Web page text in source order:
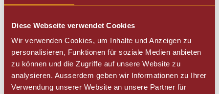
Diese Webseite verwendet Cookies
Wir verwenden Cookies, um Inhalte und Anzeigen zu
personalisieren, Funktionen für soziale Medien anbieten
zu können und die Zugriffe auf unsere Website zu
analysieren. Ausserdem geben wir Informationen zu Ihrer
Verwendung unserer Website an unsere Partner für